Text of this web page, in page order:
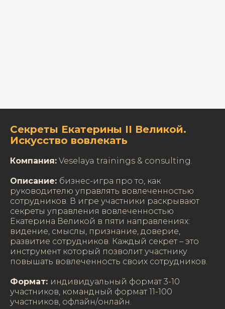
Секреты Екатерины II Великой.
Искусство вовлекать
Компания: Veselaya trainings & consulting.
Описание: бизнес-игра про то, как
руководителю управлять вовлеченностью
сотрудников. В игре участники раскрывают
секреты управления вовлеченностью
Екатерина Великой в пяти направлениях:
видение, смыслы, признание, доверие,
развитие сотрудников. Каждый секрет – это
инструмент который позволит участнику
повышать вовлеченность своих сотрудников.
Формат: индивидуальный формат 3-10
участников, командный формат 11-100
участников, офлайн/онлайн.